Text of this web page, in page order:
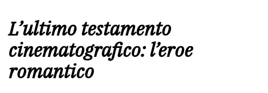
L’ultimo testamento
cinematografico: l’eroe
romantico